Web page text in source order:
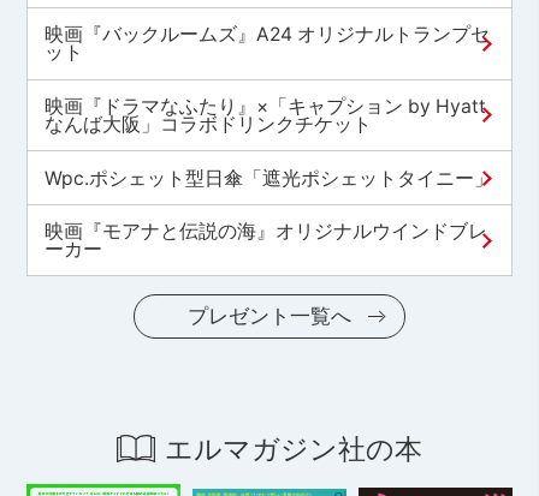
映画『バックルームズ』A24 オリジナルトランプセ
ット
映画『ドラマなふたり』×「キャプション by Hyatt
なんば大阪」コラボドリンクチケット
Wpc.ポシェット型日傘「遮光ポシェットタイニー」
映画『モアナと伝説の海』オリジナルウインドブレ
ーカー
プレゼント一覧へ
エルマガジン社の本